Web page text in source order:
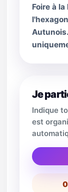
Foire à
Je
Indique
est
0